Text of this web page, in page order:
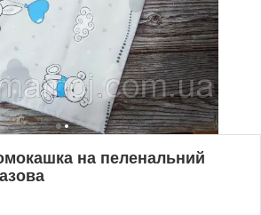
на пеленальний